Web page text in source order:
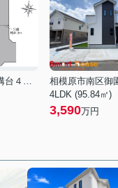
相模原市南区麻溝台４丁目
相模原市南区御
4LDK (95.84㎡)
3,590万円